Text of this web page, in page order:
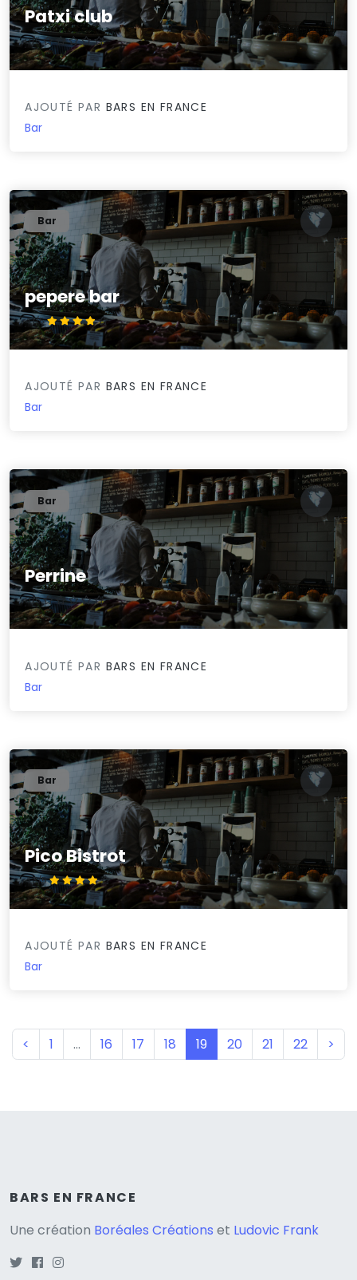
Patxi club
0/5
AJOUTÉ PAR BARS EN FRANCE
Bar
pepere bar
4.1/5
Bar
AJOUTÉ PAR BARS EN FRANCE
Bar
Perrine
0/5
Bar
AJOUTÉ PAR BARS EN FRANCE
Bar
Pico Bistrot
4.3/5
Bar
AJOUTÉ PAR BARS EN FRANCE
Bar
< 1 … 16 17 18 19 (current)
20 21 22 >
BARS EN FRANCE
Une création Boréales Créations et Ludovic Frank